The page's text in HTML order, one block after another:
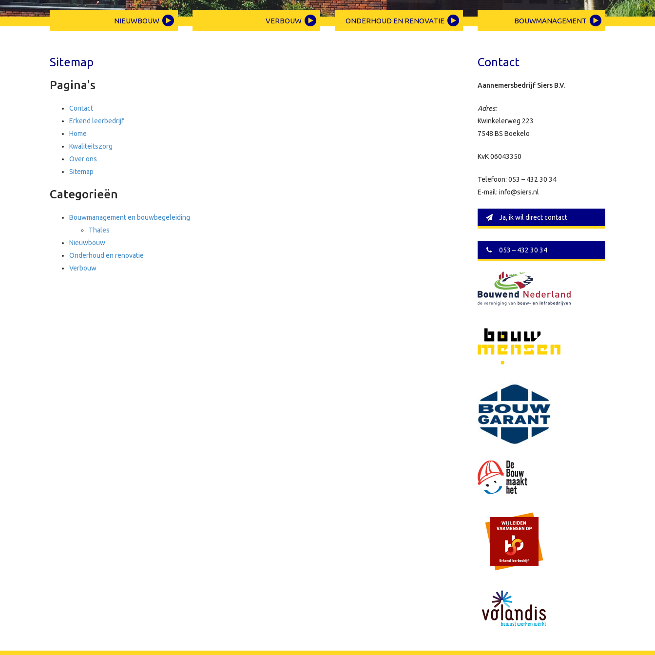
NIEUWBOUW VERBOUW ONDERHOUD EN RENOVATIE BOUWMANAGEMENT
Sitemap
Pagina's
Contact
Erkend leerbedrijf
Home
Kwaliteitszorg
Over ons
Sitemap
Categorieën
Bouwmanagement en bouwbegeleiding
Thales
Nieuwbouw
Onderhoud en renovatie
Verbouw
Contact
Aannemersbedrijf Siers B.V.
Adres:
Kwinkelerweg 223
7548 BS Boekelo
KvK 06043350
Telefoon: 053 – 432 30 34
E-mail: info@siers.nl
Ja, ik wil direct contact
053 – 432 30 34